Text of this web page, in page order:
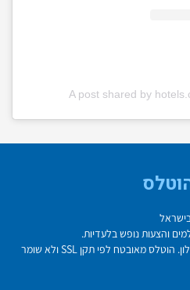
A post shared by
והצעות נופש בלעדיות.
הזמנה באתר ללא חיוב, התשלום במלון. הוטלס מאובטח לפי תקן SSL ולא שומר